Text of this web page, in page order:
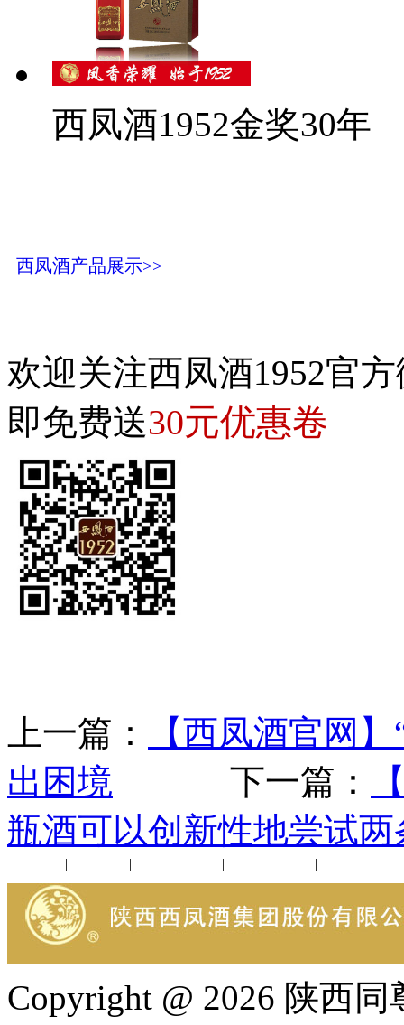
西凤酒1952金奖30年
西凤酒产品展示>>
欢迎关注西凤酒1952官
即免费送30元优惠卷
上一篇：
【西凤酒官网
出困境 下一篇：
瓶酒可以创新性地尝试两
| | | |
Copyright @ 2026 陕西